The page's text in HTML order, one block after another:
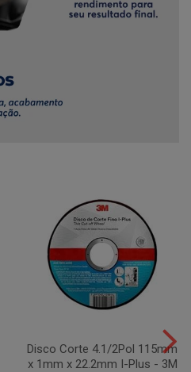
Disco Corte 4.1/2Pol 115mm
x 1mm x 22.2mm I-Plus - 3M